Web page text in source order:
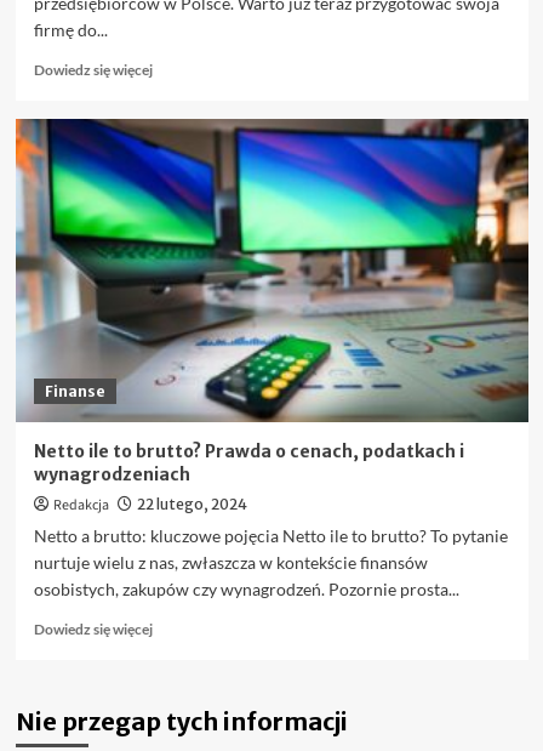
firmę do...
Dowiedz się więcejDowiedz
Jak
zacząć
korzystać
z
KSeF:
Krok
po
Finanse
Netto ile to brutto? Prawda o cenach, podatkach i
wynagrodzeniach
Redakcja 22 lutego, 2024
Netto a brutto: kluczowe pojęcia Netto ile to brutto? To pytanie
nurtuje wielu z nas, zwłaszcza w kontekście finansów
osobistych, zakupów czy wynagrodzeń. Pozornie prosta...
Dowiedz się więcejDowiedz
Netto
ile
Nie przegap tych informacji